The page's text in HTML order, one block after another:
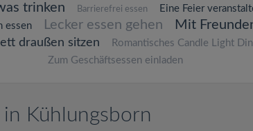
trinken Barrierefrei essen Eine Feier
essen
Lecker essen gehen Mit
draußen sitzen Romantisches Candle Light
Zum Geschäftsessen einladen
Kühlungsborn